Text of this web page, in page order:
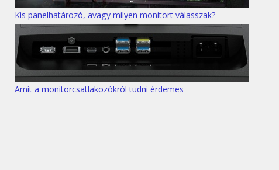
Kis panelhatározó, avagy milyen monitort válasszak?
Amit a monitorcsatlakozókról tudni érdemes